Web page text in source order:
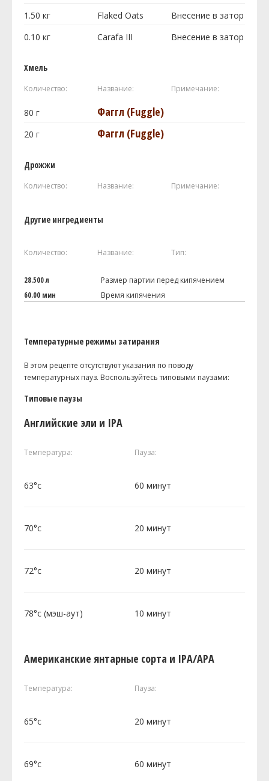
1.50 кг Flaked Oats
Внесение в затор
0.10 кг Carafa III Внесение в затор
Хмель
Количество: Название: Примечание:
80 г Фаггл (Fuggle)
20 г Фаггл (Fuggle)
Дрожжи
Количество: Название: Примечание:
Другие ингредиенты
Количество: Название: Тип:
28.500 л
Размер партии перед кипячением
60.00 мин
Время кипячения
Температурные режимы затирания
В этом рецепте отсутствуют указания по поводу
температурных пауз. Воспользуйтесь типовыми паузами:
Типовые паузы
Английские эли и IPA
Температура: Пауза:
63°c 60 минут
70°c 20 минут
72°c 20 минут
78°c (мэш-аут) 10 минут
Американские янтарные сорта и IPA/APA
Температура: Пауза:
65°c 20 минут
69°c 60 минут